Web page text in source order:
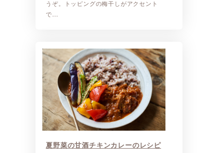
うぞ。トッピングの梅干しがアクセント
で…
夏野菜の甘酒チキンカレーのレシピ